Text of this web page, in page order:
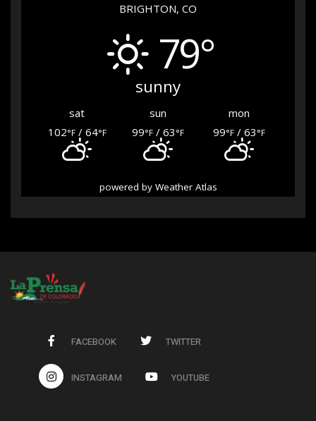
BRIGHTON, CO
79°
sunny
sat sun
mon
102°F/ 64°F 99°F/ 63°F 99°F/ 63°F
powered by Weather Atlas
FACEBOOK TWITTER
INSTAGRAM YOUTUBE